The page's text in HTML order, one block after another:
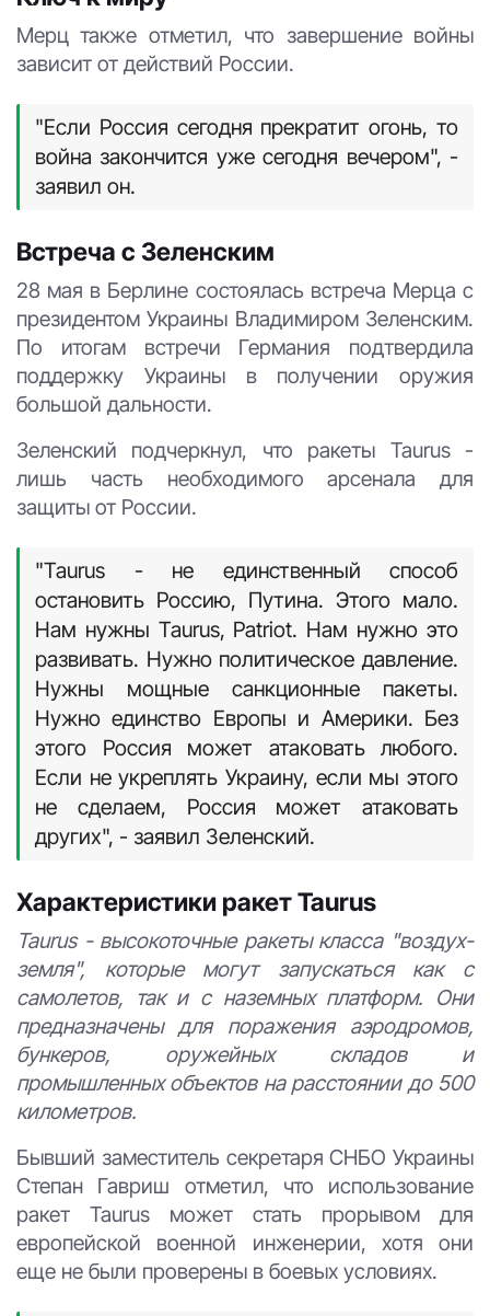
Мерц также отметил, что завершение войны
зависит от действий России.
"Если Россия сегодня прекратит огонь, то
война закончится уже сегодня вечером", -
заявил он.
Встреча с Зеленским
28 мая в Берлине состоялась встреча Мерца с
президентом Украины Владимиром Зеленским.
По итогам встречи Германия подтвердила
поддержку Украины в получении оружия
большой дальности.
Зеленский подчеркнул, что ракеты Taurus -
лишь часть необходимого арсенала для
защиты от России.
"Taurus - не единственный способ
остановить Россию, Путина. Этого мало.
Нам нужны Taurus, Patriot. Нам нужно это
развивать. Нужно политическое давление.
Нужны мощные санкционные пакеты.
Нужно единство Европы и Америки. Без
этого Россия может атаковать любого.
Если не укреплять Украину, если мы этого
не сделаем, Россия может атаковать
других", - заявил Зеленский.
Характеристики ракет Taurus
Taurus - высокоточные ракеты класса "воздух-
земля", которые могут запускаться как с
самолетов, так и с наземных платформ. Они
предназначены для поражения аэродромов,
бункеров, оружейных складов и
промышленных объектов на расстоянии до 500
километров.
Бывший заместитель секретаря СНБО Украины
Степан Гавриш отметил, что использование
ракет Taurus может стать прорывом для
европейской военной инженерии, хотя они
еще не были проверены в боевых условиях.